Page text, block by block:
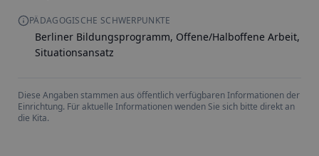
PÄDAGOGISCHE SCHWERPUNKTE
Berliner Bildungsprogramm, Offene/Halboffene Arbeit,
Situationsansatz
Diese Angaben stammen aus öffentlich verfügbaren Informationen der
Einrichtung. Für aktuelle Informationen wenden Sie sich bitte direkt an
die Kita.